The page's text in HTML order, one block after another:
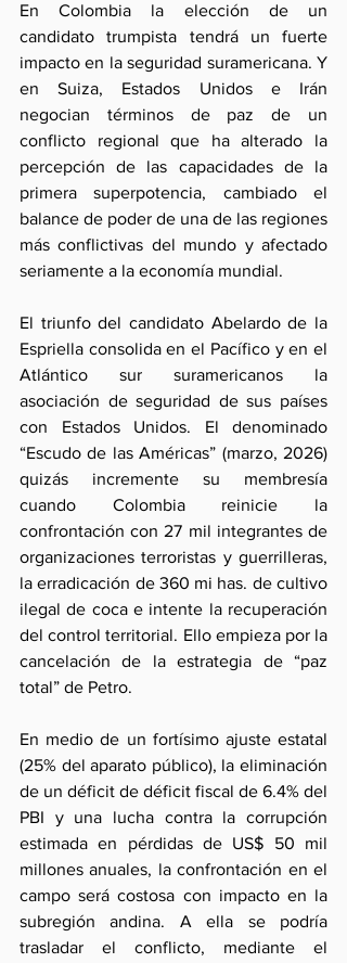
En Colombia la elección de un
candidato trumpista tendrá un fuerte
impacto en la seguridad suramericana. Y
en Suiza, Estados Unidos e Irán
negocian términos de paz de un
conflicto regional que ha alterado la
percepción de las capacidades de la
primera superpotencia, cambiado el
balance de poder de una de las regiones
más conflictivas del mundo y afectado
seriamente a la economía mundial.
El triunfo del candidato Abelardo de la
Espriella consolida en el Pacífico y en el
Atlántico sur suramericanos la
asociación de seguridad de sus países
con Estados Unidos. El denominado
“Escudo de las Américas” (marzo, 2026)
quizás incremente su membresía
cuando Colombia reinicie la
confrontación con 27 mil integrantes de
organizaciones terroristas y guerrilleras,
la erradicación de 360 mi has. de cultivo
ilegal de coca e intente la recuperación
del control territorial. Ello empieza por la
cancelación de la estrategia de “paz
total” de Petro.
En medio de un fortísimo ajuste estatal
(25% del aparato público), la eliminación
de un déficit de déficit fiscal de 6.4% del
PBI y una lucha contra la corrupción
estimada en pérdidas de US$ 50 mil
millones anuales, la confrontación en el
campo será costosa con impacto en la
subregión andina. A ella se podría
trasladar el conflicto, mediante el